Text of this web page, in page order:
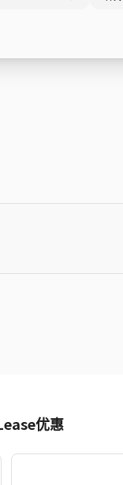
优惠